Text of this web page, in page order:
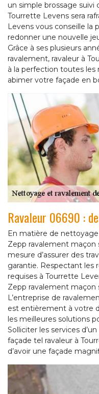
un simple brossage suivi
Tourrette Levens sera
Levens vous conseille la
redonner une nouvelle
Grâce à ses plusieurs
ravalement, ravaleur à
à la perfection toutes les
abimer votre façade en
Ravaleur 06690 :
En matière de
Zepp ravalement maçon
mesure d’assurer des
garantie. Respectant les
requises à Tourrette
Zepp ravalement maçon
L’entreprise de
est entièrement à votre
les meilleures solutions
Solliciter les services
façade tel ravaleur à
d’avoir une façade